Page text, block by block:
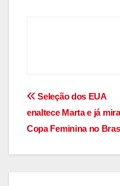
Navegação
de
Post
Seleção dos EUA
enaltece Marta e já
Copa Feminina no